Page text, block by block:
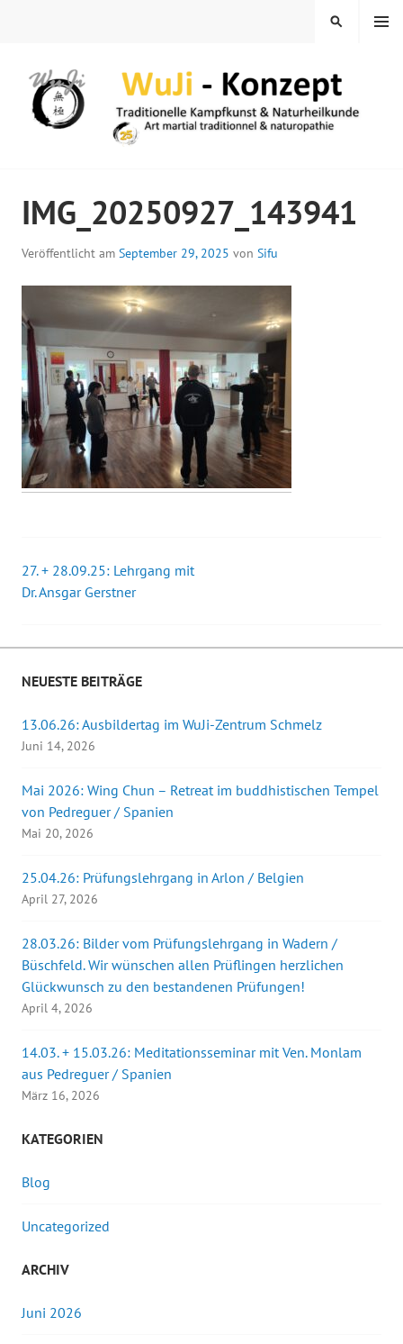
MENÜ
SUCHEN
IMG_20250927_143941
Veröffentlicht am September 29, 2025 von Sifu
Beitrags-
27. + 28.09.25: Lehrgang mit
Dr. Ansgar Gerstner
NEUESTE BEITRÄGE
13.06.26: Ausbildertag im WuJi-Zentrum Schmelz
Juni 14, 2026
Mai 2026: Wing Chun – Retreat im buddhistischen Tempel
von Pedreguer / Spanien
Mai 20, 2026
25.04.26: Prüfungslehrgang in Arlon / Belgien
April 27, 2026
28.03.26: Bilder vom Prüfungslehrgang in Wadern /
Büschfeld. Wir wünschen allen Prüflingen herzlichen
Glückwunsch zu den bestandenen Prüfungen!
April 4, 2026
14.03. + 15.03.26: Meditationsseminar mit Ven. Monlam
aus Pedreguer / Spanien
März 16, 2026
KATEGORIEN
Blog
Uncategorized
ARCHIV
Juni 2026